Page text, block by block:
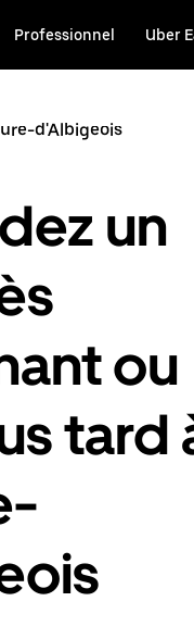
Professionnel Uber
d'Albigeois
un
ou
tard